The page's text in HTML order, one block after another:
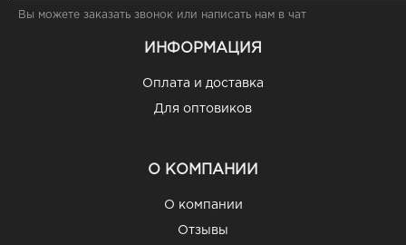
Вы можете заказать звонок или написать нам в чат
ИНФОРМАЦИЯ
Оплата и доставка
Для оптовиков
О КОМПАНИИ
О компании
Отзывы